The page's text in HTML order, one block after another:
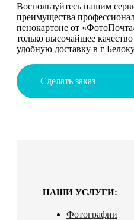
Воспользуйтесь нашим
преимущества
пенокартоне от
только высочайшее
удобную доставку в г
Сделать заказ
НАШИ УСЛУГИ:
Фотографии